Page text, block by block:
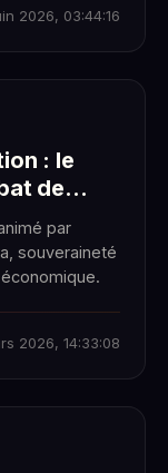
2026, 03:44:16
: le
de
par
souveraineté
2026, 14:33:08